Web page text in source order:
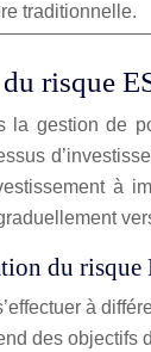
traditionnelle.
risque
la gestion de
à
du risque
à
des objectifs